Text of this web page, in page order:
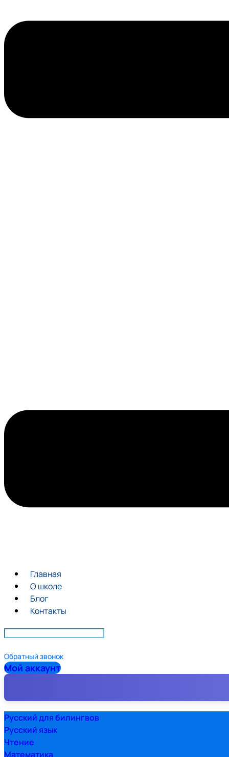
Главная
О школе
Блог
Контакты
Обратный звонок
Мой аккаунт
Русский для билингвов
Русский язык
Чтение
Математика